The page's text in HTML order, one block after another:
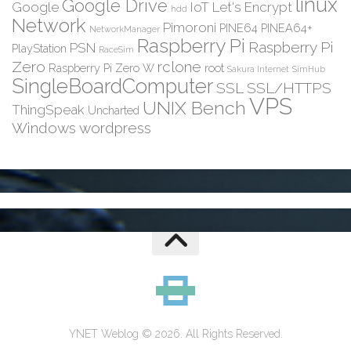
Google Google Drive hdd IoT Let's Encrypt linux
Network NetworkManager Pimoroni PINE64 PINEA64+
PlayStation PSN RaceSim Raspberry Pi Raspberry Pi
Zero Raspberry Pi Zero W rclone root Sakura Internet SimHub
SingleBoardComputer SSL SSL/HTTPS
ThingSpeak Uncharted UNIX Bench VPS
Windows wordpress
YNET Weblog © 2026. All Rights Reserved.